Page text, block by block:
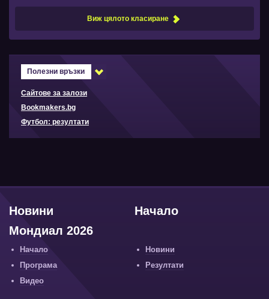
Виж цялото класиране
Полезни връзки
Сайтове за залози
Bookmakers.bg
Футбол: резултати
Начало
Новини
Мондиал 2026
Начало
Новини
Програма
Резултати
Видео